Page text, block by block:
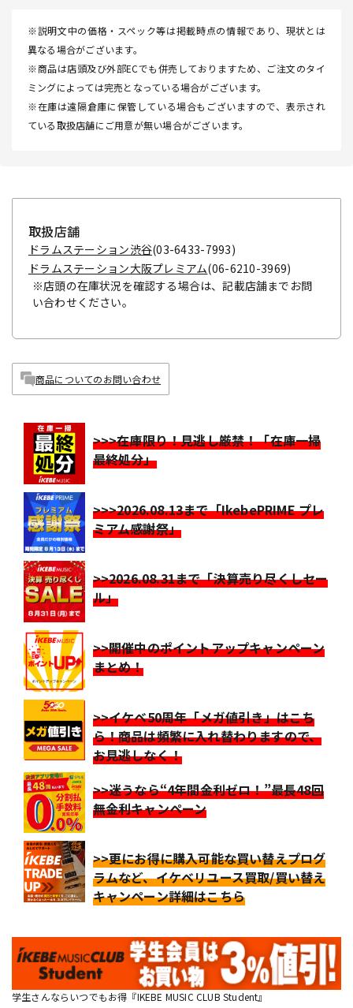
※説明文中の価格・スペック等は掲載時点の情報であり、現状とは
異なる場合がございます。
※商品は店頭及び外部ECでも併売しておりますため、ご注文のタイ
ミングによっては完売となっている場合がございます。
※在庫は遠隔倉庫に保管している場合もございますので、表示され
ている取扱店舗にご用意が無い場合がございます。
取扱店舗
ドラムステーション渋谷(03-6433-7993)
ドラムステーション大阪プレミアム(06-6210-3969)
※店頭の在庫状況を確認する場合は、記載店舗までお問
い合わせください。
商品についてのお問い合わせ
>>>在庫限り！見逃し厳禁！「在庫一掃
最終処分」
>>>2026.08.13まで「IkebePRIME プレ
ミアム感謝祭」
>>2026.08.31まで「決算売り尽くしセー
ル」
>>開催中のポイントアップキャンペーン
まとめ！
>>イケベ50周年「メガ値引き」はこち
ら！商品は頻繁に入れ替わりますので、
お見逃しなく！
>>迷うなら“4年間金利ゼロ！”最長48回
無金利キャンペーン
>>更にお得に購入可能な買い替えプログ
ラムなど、イケベリユース買取/買い替え
キャンペーン詳細はこちら
学生さんならいつでもお得『IKEBE MUSIC CLUB Student』